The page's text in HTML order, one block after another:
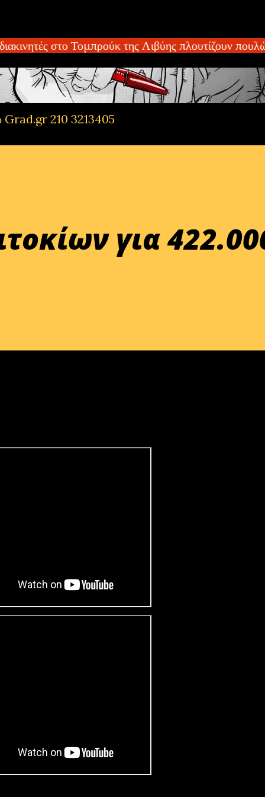
στο Τομπρούκ της Λιβύης
Grad.gr 210 3213405
για